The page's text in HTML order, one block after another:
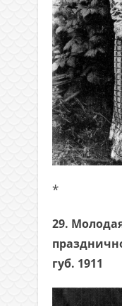
*
29.
губ. 1911